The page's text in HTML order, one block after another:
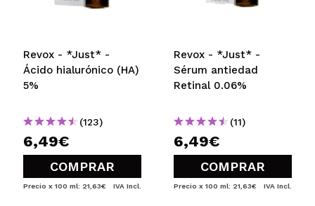
Revox - *Just* -
Ácido hialurónico (HA)
5%
(123)
6,49€
COMPRAR
Precio x 100 ml: 21,63€ IVA Incl.
Revox - *Just* -
Sérum antiedad
Retinal 0.06%
(11)
6,49€
COMPRAR
Precio x 100 ml: 21,63€ IVA Incl.